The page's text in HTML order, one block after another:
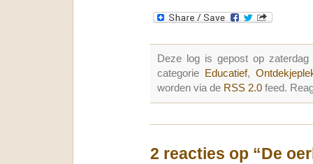
Deze log is gepost op
categorie
Educatief,
worden via de RSS 2.0 feed.
2 reacties op “De